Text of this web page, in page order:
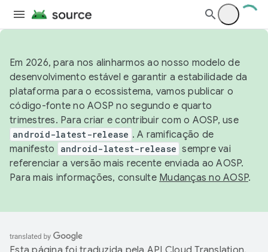
Em 2026, para nos alinharmos ao nosso modelo de
desenvolvimento estável e garantir a estabilidade da
plataforma para o ecossistema, vamos publicar o
código-fonte no AOSP no segundo e quarto
trimestres. Para criar e contribuir com o AOSP, use
android-latest-release . A ramificação de
manifesto
android-latest-release sempre vai
referenciar a versão mais recente enviada ao AOSP.
Para mais informações, consulte Mudanças no AOSP.